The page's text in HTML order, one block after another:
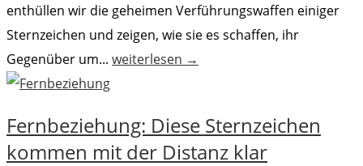
enthüllen wir die geheimen Verführungswaffen einiger
Sternzeichen und zeigen, wie sie es schaffen, ihr
Gegenüber um... weiterlesen →
Fernbeziehung: Diese Sternzeichen
kommen mit der Distanz klar